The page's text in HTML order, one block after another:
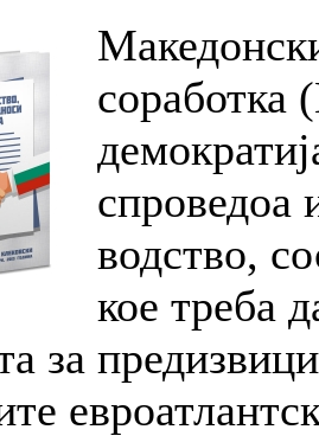
спроведоа
водство,
кое треба
за